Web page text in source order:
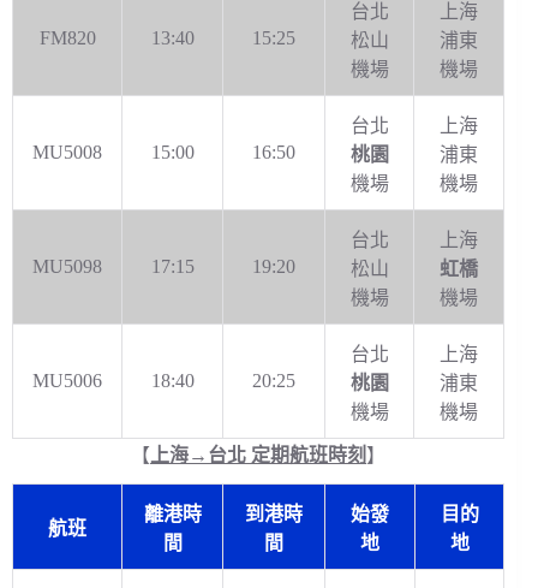
FM820 13:40 15:25
台北
松山
機場
上海
浦東
機場
MU5008 15:00 16:50
台北
桃園
機場
上海
浦東
機場
MU5098 17:15 19:20
台北
松山
機場
上海
虹橋
機場
MU5006 18:40 20:25
台北
桃園
機場
上海
浦東
機場
【上海→台北 定期航班時刻 】
航班
離港時
間
到港時
間
始發
地
目的
地